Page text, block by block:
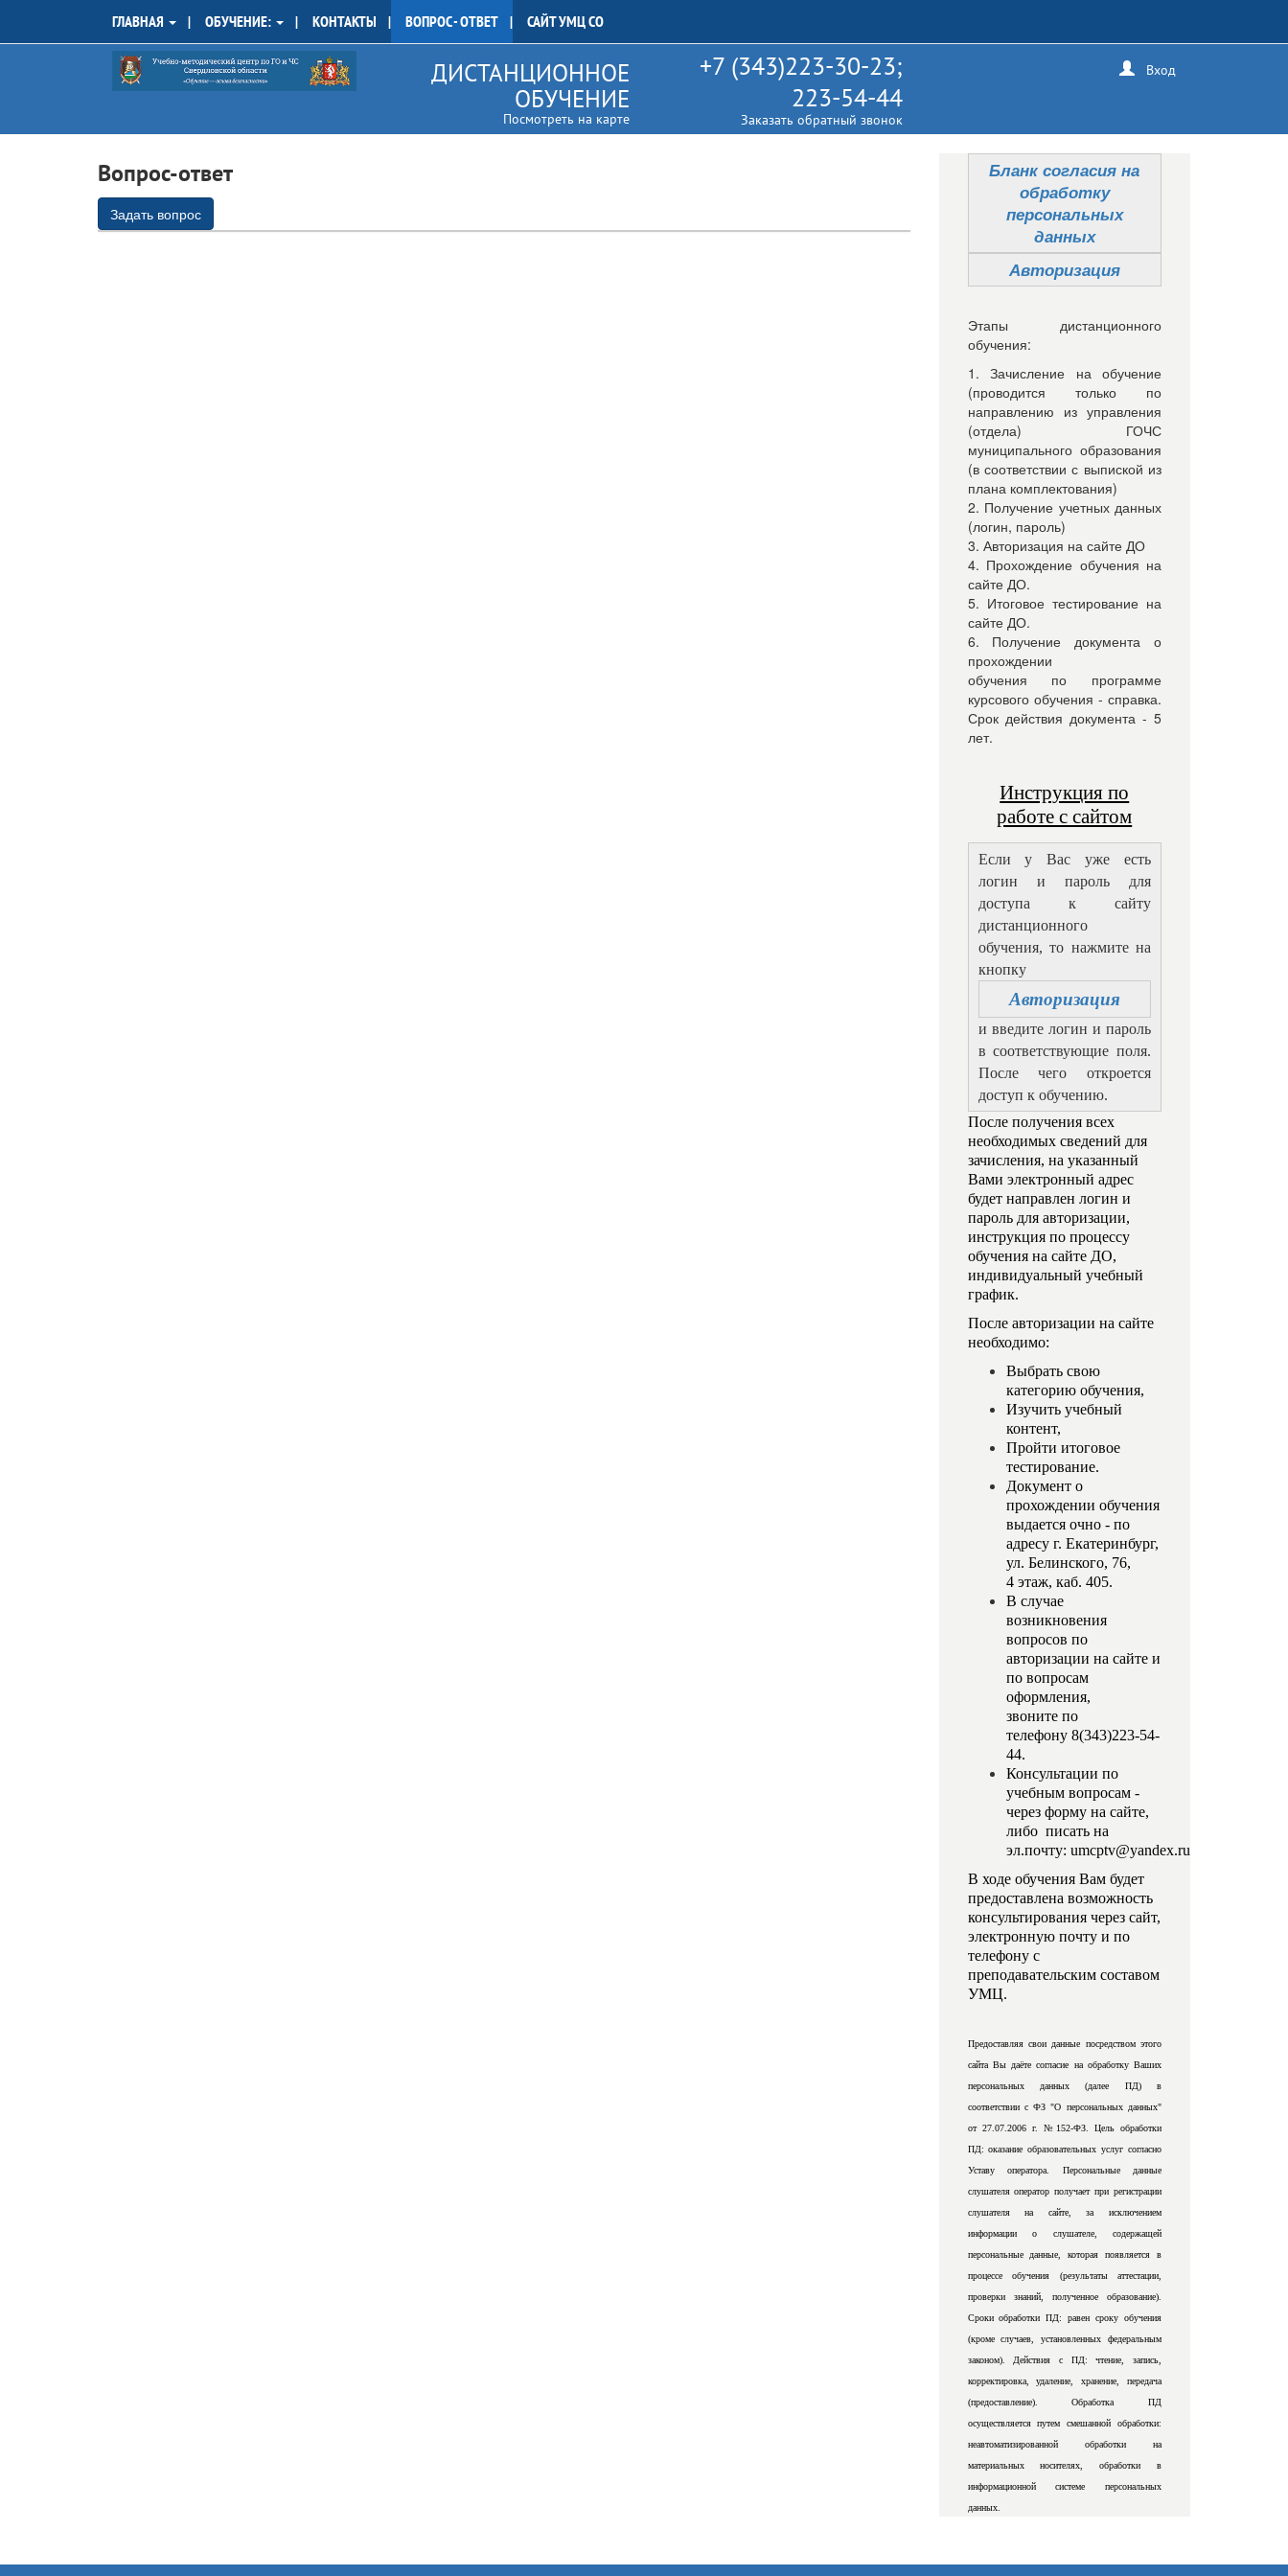
ГЛАВНАЯ ОБУЧЕНИЕ: КОНТАКТЫ ВОПРОС - ОТВЕТ САЙТ УМЦ СО
ДИСТАНЦИОННОЕ
ОБУЧЕНИЕ
Посмотреть на карте
+7 (343)223-30-23;
223-54-44
Заказать обратный звонок
Вход
Вопрос-ответ
Задать вопрос
Бланк согласия на
обработку
персональных
данных
Авторизация
Этапы дистанционного
обучения:
1. Зачисление на обучение
(проводится только по
направлению из управления
(отдела) ГОЧС
муниципального образования
(в соответствии с выпиской из
плана комплектования)
2. Получение учетных данных
(логин, пароль)
3. Авторизация на сайте ДО
4. Прохождение обучения на
сайте ДО.
5. Итоговое тестирование на
сайте ДО.
6. Получение документа о
прохождении
обучения по программе
курсового обучения - справка.
Срок действия документа - 5
лет.
Инструкция по
работе с сайтом
Если у Вас уже есть
логин и пароль для
доступа к сайту
дистанционного
обучения, то нажмите на
кнопку
Авторизация
и введите логин и пароль
в соответствующие поля.
После чего откроется
доступ к обучению.
После получения всех
необходимых сведений для
зачисления, на указанный
Вами электронный адрес
будет направлен логин и
пароль для авторизации,
инструкция по процессу
обучения на сайте ДО,
индивидуальный учебный
график.
После авторизации на сайте
необходимо:
Выбрать свою
категорию обучения,
Изучить учебный
контент,
Пройти итоговое
тестирование.
Документ о
прохождении обучения
выдается очно - по
адресу г. Екатеринбург,
ул. Белинского, 76,
4 этаж, каб. 405.
В случае
возникновения
вопросов по
авторизации на сайте и
по вопросам
оформления,
звоните по
телефону 8(343)223-54-
44.
Консультации по
учебным вопросам -
через форму на сайте,
либо писать на
эл.почту: umcptv@yandex.ru
В ходе обучения Вам будет
предоставлена возможность
консультирования через сайт,
электронную почту и по
телефону с
преподавательским составом
УМЦ.
Предоставляя свои данные посредством этого
сайта Вы даёте согласие на обработку Ваших
персональных данных (далее ПД) в
соответствии с ФЗ "О персональных данных"
от 27.07.2006 г. №152-ФЗ. Цель обработки
ПД: оказание образовательных услуг согласно
Уставу оператора. Персональные данные
слушателя оператор получает при регистрации
слушателя на сайте, за исключением
информации о слушателе, содержащей
персональные данные, которая появляется в
процессе обучения (результаты аттестации,
проверки знаний, полученное образование).
Сроки обработки ПД: равен сроку обучения
(кроме случаев, установленных федеральным
законом). Действия с ПД: чтение, запись,
корректировка, удаление, хранение, передача
(предоставление). Обработка ПД
осуществляется путем смешанной обработки:
неавтоматизированной обработки на
материальных носителях, обработки в
информационной системе персональных
данных.